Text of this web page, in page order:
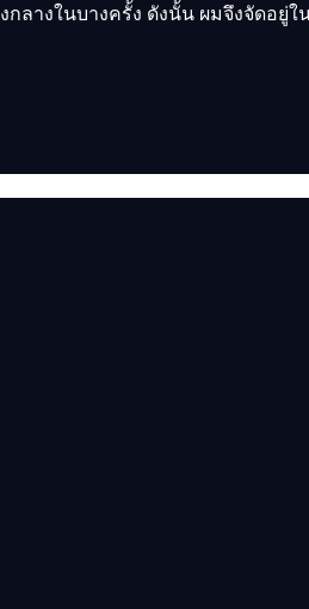
ลางในบางครั้ง ดังนั้น ผมจึงจัดอยู่